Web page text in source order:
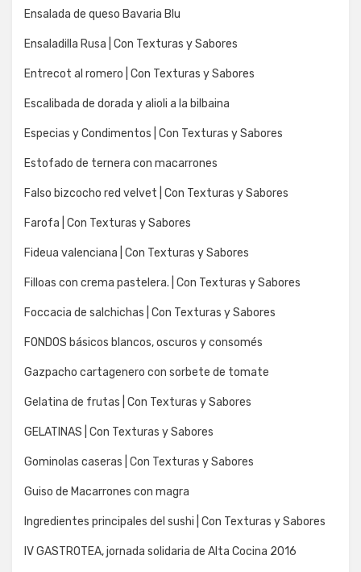
Ensalada de queso Bavaria Blu
Ensaladilla Rusa | Con Texturas y Sabores
Entrecot al romero | Con Texturas y Sabores
Escalibada de dorada y alioli a la bilbaina
Especias y Condimentos | Con Texturas y Sabores
Estofado de ternera con macarrones
Falso bizcocho red velvet | Con Texturas y Sabores
Farofa | Con Texturas y Sabores
Fideua valenciana | Con Texturas y Sabores
Filloas con crema pastelera. | Con Texturas y Sabores
Foccacia de salchichas | Con Texturas y Sabores
FONDOS básicos blancos, oscuros y consomés
Gazpacho cartagenero con sorbete de tomate
Gelatina de frutas | Con Texturas y Sabores
GELATINAS | Con Texturas y Sabores
Gominolas caseras | Con Texturas y Sabores
Guiso de Macarrones con magra
Ingredientes principales del sushi | Con Texturas y Sabores
IV GASTROTEA, jornada solidaria de Alta Cocina 2016